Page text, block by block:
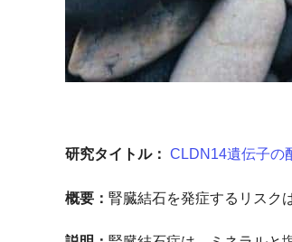
研究タイトル： CLDN14遺伝子の
概要： 腎臓結石を発症するリスク